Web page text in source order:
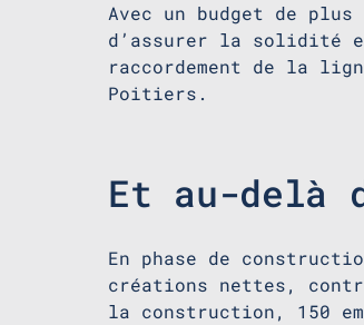
Avec un budget de
d’assurer la solidité
raccordement de la
Poitiers.
Et au-delà
En phase de
créations nettes,
la construction, 150